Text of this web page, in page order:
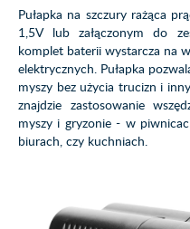
Pułapka na szczury rażąca
1,5V lub załączonym do
komplet baterii wystarcza na
elektrycznych. Pułapka
myszy bez użycia trucizn i
znajdzie zastosowanie
myszy i gryzonie - w
biurach, czy kuchniach.